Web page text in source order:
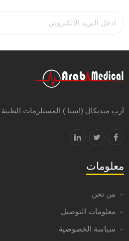
أرب ميديكال (استا ) المستلزمات الطبية
معلومات
من نحن
معلومات التوصيل
سياسة الخصوصية